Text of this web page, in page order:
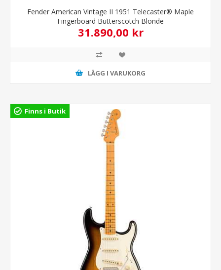
Fender American Vintage II 1951 Telecaster® Maple
Fingerboard Butterscotch Blonde
31.890,00 kr
LÄGG I VARUKORG
Finns i Butik